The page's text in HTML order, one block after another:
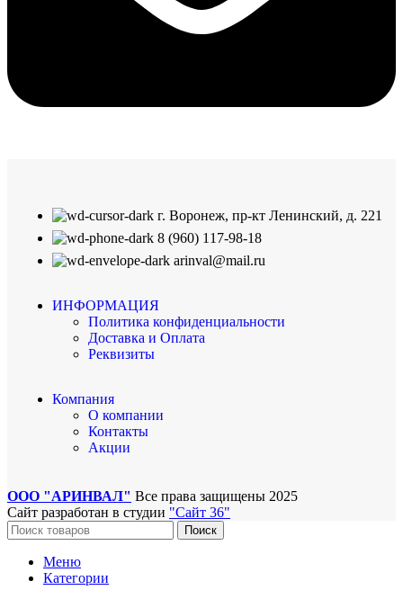
г. Воронеж, пр-кт Ленинский, д. 221
8 (960) 117-98-18
arinval@mail.ru
ИНФОРМАЦИЯ
Политика конфиденциальности
Доставка и Оплата
Реквизиты
Компания
О компании
Контакты
Акции
ООО "АРИНВАЛ" Все права защищены 2025
Сайт разработан в студии "Сайт 36"
Поиск
Меню
Категории